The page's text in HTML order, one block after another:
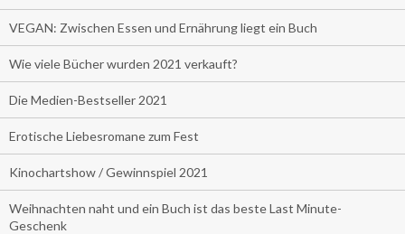
VEGAN: Zwischen Essen und Ernährung liegt ein Buch
Wie viele Bücher wurden 2021 verkauft?
Die Medien-Bestseller 2021
Erotische Liebesromane zum Fest
Kinochartshow / Gewinnspiel 2021
Weihnachten naht und ein Buch ist das beste Last Minute-
Geschenk